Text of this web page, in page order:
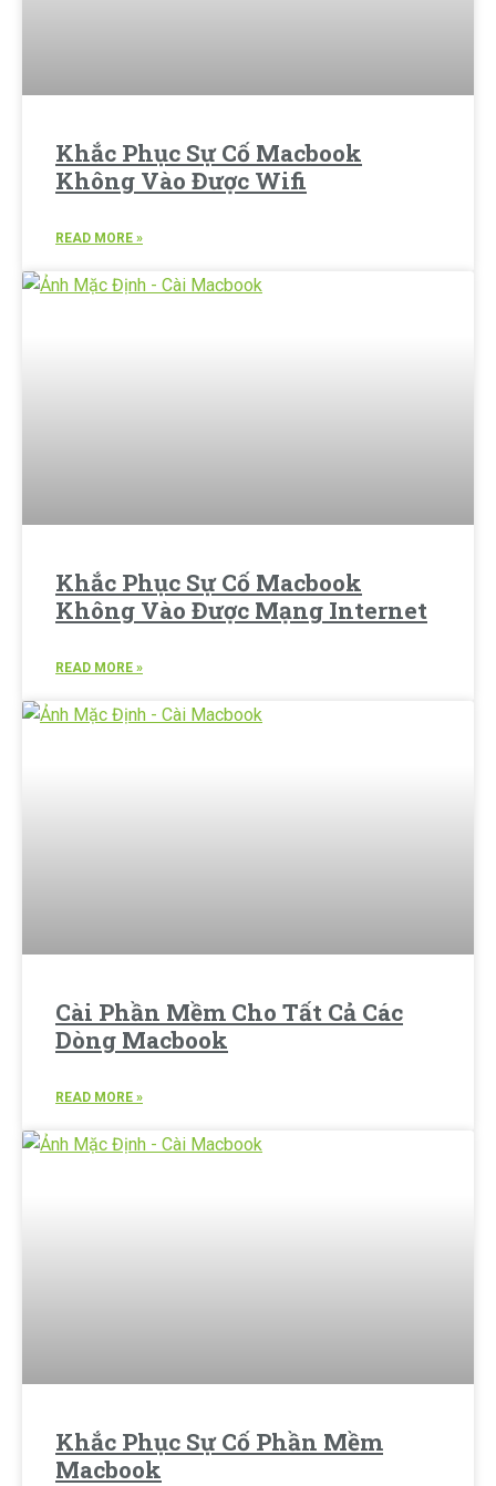
Khắc Phục Sự Cố Macbook
Không Vào Được Wifi
READ MORE »
Khắc Phục Sự Cố Macbook
Không Vào Được Mạng Internet
READ MORE »
Cài Phần Mềm Cho Tất Cả Các
Dòng Macbook
READ MORE »
Khắc Phục Sự Cố Phần Mềm
Macbook